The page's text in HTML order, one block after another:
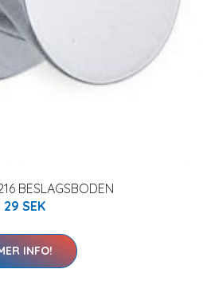
BESLAGSBODEN
29 SEK
INFO!